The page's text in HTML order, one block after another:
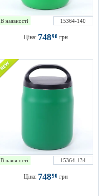
В наявності 15364-140
Ціна: 74890 грн
В наявності 15364-134
Ціна: 74890 грн